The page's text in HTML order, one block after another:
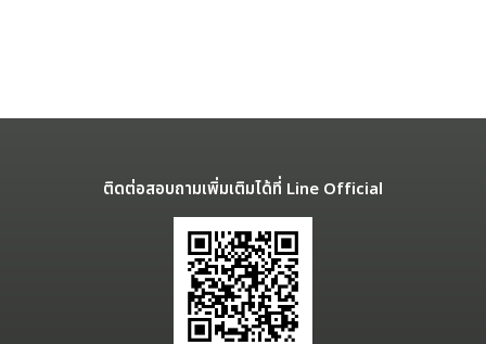
ติดต่อสอบถามเพิ่มเติมได้ที่ Line Official